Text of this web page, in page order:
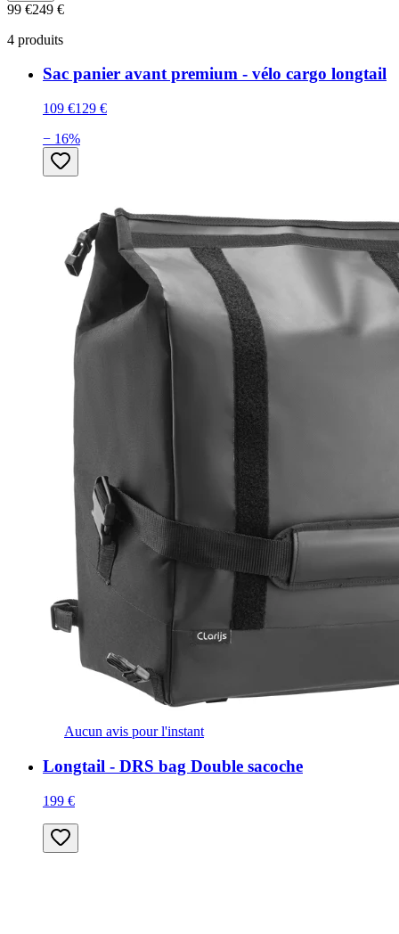
99 €249 €
4 produits
Sac panier avant premium - vélo cargo longtail
109 €129 €
− 16%
Aucun avis pour l'instant
Longtail - DRS bag Double sacoche
199 €